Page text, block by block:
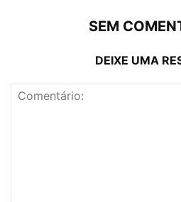
SEM
DEIXE UMA